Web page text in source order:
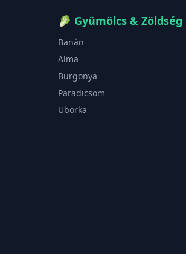
🥬 Gyümölcs & Zöldség
Banán
Alma
Burgonya
Paradicsom
Uborka